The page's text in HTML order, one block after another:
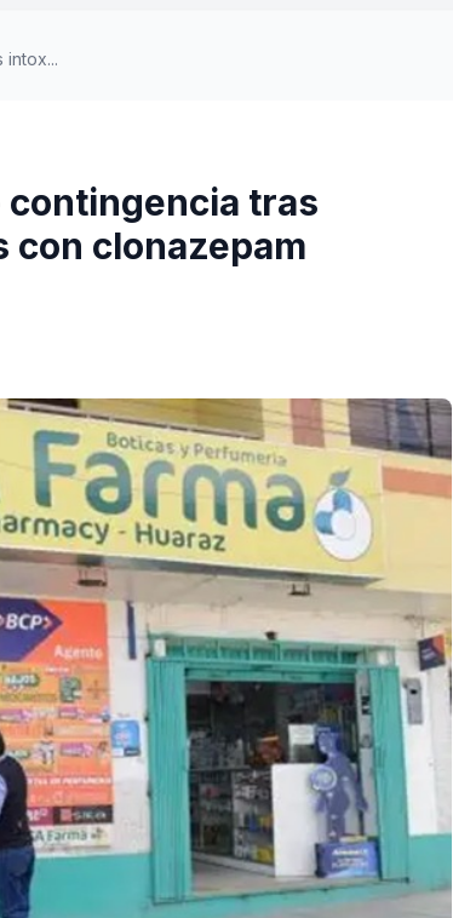
intox...
contingencia tras
con clonazepam